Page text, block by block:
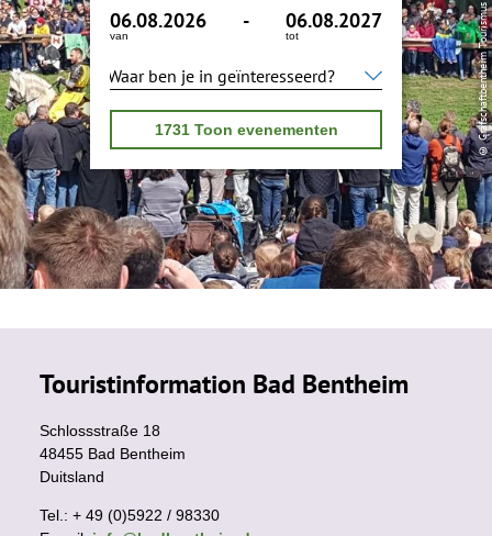
© Grafschaftbentheim Tourismus
van
06.08.2026 -
tot
06.08.2027
W
a
a
n
e
i
n
g
e
t
e
e
e
?
1731Toon evenementen
Touristinformation Bad Bentheim
Schlossstraße 18
48455 Bad Bentheim
Duitsland
Tel.: + 49 (0)5922 / 98330